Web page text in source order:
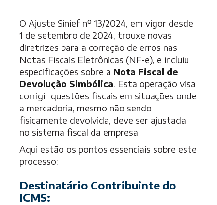
O Ajuste Sinief nº 13/2024, em vigor desde
1 de setembro de 2024, trouxe novas
diretrizes para a correção de erros nas
Notas Fiscais Eletrônicas (NF-e), e incluiu
especificações sobre a Nota Fiscal de
Devolução Simbólica. Esta operação visa
corrigir questões fiscais em situações onde
a mercadoria, mesmo não sendo
fisicamente devolvida, deve ser ajustada
no sistema fiscal da empresa.
Aqui estão os pontos essenciais sobre este
processo:
Destinatário Contribuinte do
ICMS: